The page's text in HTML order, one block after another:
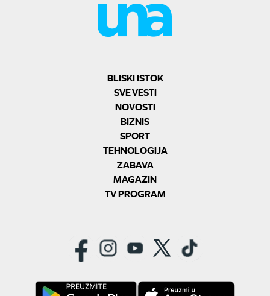
BLISKI ISTOK
SVE VESTI
NOVOSTI
BIZNIS
SPORT
TEHNOLOGIJA
ZABAVA
MAGAZIN
TV PROGRAM